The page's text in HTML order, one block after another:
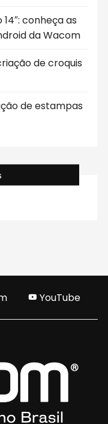
14″: conheça as
da Wacom
de croquis
de estampas
YouTube